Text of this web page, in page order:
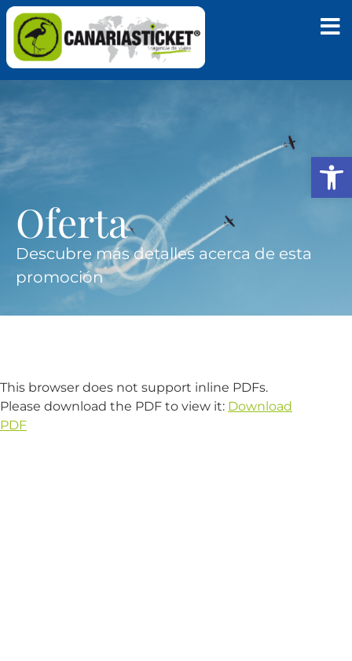
Oferta
Descubre más detalles acerca de esta
promoción
This browser does not support inline PDFs.
Please download the PDF to view it: Download
PDF